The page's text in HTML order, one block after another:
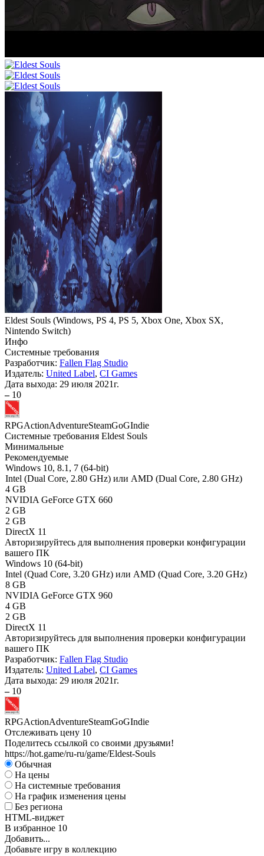
Eldest Souls (Windows, PS 4, PS 5, Xbox One, Xbox SX,
Nintendo Switch)
Инфо
Системные требования
Разработчик: Fallen Flag Studio
Издатель: United Label, CI Games
Дата выхода: 29 июля 2021г.
– 10
RPGActionAdventureSteamGoGIndie
Системные требования Eldest Souls
Минимальные
Рекомендуемые
Windows 10, 8.1, 7 (64-bit)
Intel (Dual Core, 2.80 GHz) или AMD (Dual Core, 2.80 GHz)
4 GB
NVIDIA GeForce GTX 660
2 GB
2 GB
DirectX 11
Авторизируйтесь для выполнения проверки конфигурации
вашего ПК
Windows 10 (64-bit)
Intel (Quad Core, 3.20 GHz) или AMD (Quad Core, 3.20 GHz)
8 GB
NVIDIA GeForce GTX 960
4 GB
2 GB
DirectX 11
Авторизируйтесь для выполнения проверки конфигурации
вашего ПК
Разработчик: Fallen Flag Studio
Издатель: United Label, CI Games
Дата выхода: 29 июля 2021г.
– 10
RPGActionAdventureSteamGoGIndie
Отслеживать цену 10
Поделитесь ссылкой со своими друзьями!
https://hot.game/ru-ru/game/Eldest-Souls
Обычная
На цены
На системные требования
На график изменения цены
Без региона
HTML-виджет
В избранное 10
Добавить...
Добавьте игру в коллекцию